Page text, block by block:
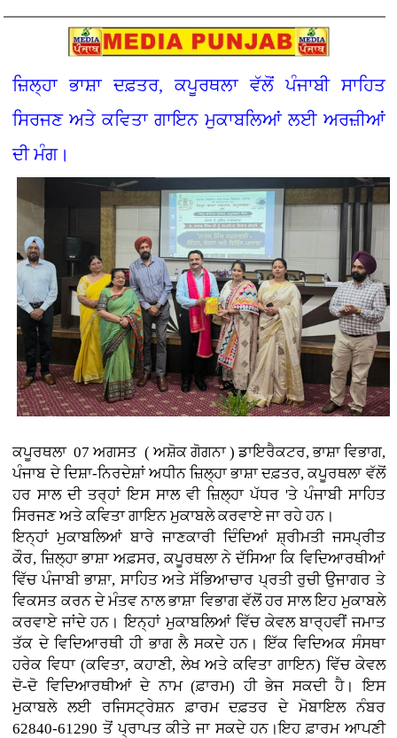
ਜ਼ਿਲ੍ਹਾ ਭਾਸ਼ਾ ਦਫ਼ਤਰ, ਕਪੂਰਥਲਾ ਵੱਲੋਂ ਪੰਜਾਬੀ ਸਾਹਿਤ
ਸਿਰਜਣ ਅਤੇ ਕਵਿਤਾ ਗਾਇਨ ਮੁਕਾਬਲਿਆਂ ਲਈ ਅਰਜ਼ੀਆਂ
ਦੀ ਮੰਗ।
ਕਪੂਰਥਲਾ 07 ਅਗਸਤ ( ਅਸ਼ੋਕ ਗੋਗਨਾ )ਡਾਇਰੈਕਟਰ, ਭਾਸ਼ਾ ਵਿਭਾਗ,
ਪੰਜਾਬ ਦੇ ਦਿਸ਼ਾ-ਨਿਰਦੇਸ਼ਾਂ ਅਧੀਨ ਜ਼ਿਲ੍ਹਾ ਭਾਸ਼ਾ ਦਫ਼ਤਰ, ਕਪੂਰਥਲਾ ਵੱਲੋਂ
ਹਰ ਸਾਲ ਦੀ ਤਰ੍ਹਾਂ ਇਸ ਸਾਲ ਵੀ ਜ਼ਿਲ੍ਹਾ ਪੱਧਰ 'ਤੇ ਪੰਜਾਬੀ ਸਾਹਿਤ
ਸਿਰਜਣ ਅਤੇ ਕਵਿਤਾ ਗਾਇਨ ਮੁਕਾਬਲੇ ਕਰਵਾਏ ਜਾ ਰਹੇ ਹਨ।
ਇਨ੍ਹਾਂ ਮੁਕਾਬਲਿਆਂ ਬਾਰੇ ਜਾਣਕਾਰੀ ਦਿੰਦਿਆਂ ਸ਼੍ਰੀਮਤੀ ਜਸਪ੍ਰੀਤ
ਕੌਰ, ਜ਼ਿਲ੍ਹਾ ਭਾਸ਼ਾ ਅਫ਼ਸਰ, ਕਪੂਰਥਲਾ ਨੇ ਦੱਸਿਆ ਕਿ ਵਿਦਿਆਰਥੀਆਂ
ਵਿੱਚ ਪੰਜਾਬੀ ਭਾਸ਼ਾ, ਸਾਹਿਤ ਅਤੇ ਸੱਭਿਆਚਾਰ ਪ੍ਰਤੀ ਰੁਚੀ ਉਜਾਗਰ ਤੇ
ਵਿਕਸਤ ਕਰਨ ਦੇ ਮੰਤਵ ਨਾਲ ਭਾਸ਼ਾ ਵਿਭਾਗ ਵੱਲੋਂ ਹਰ ਸਾਲ ਇਹ ਮੁਕਾਬਲੇ
ਕਰਵਾਏ ਜਾਂਦੇ ਹਨ। ਇਨ੍ਹਾਂ ਮੁਕਾਬਲਿਆਂ ਵਿੱਚ ਕੇਵਲ ਬਾਰ੍ਹਵੀਂ ਜਮਾਤ
ਤੱਕ ਦੇ ਵਿਦਿਆਰਥੀ ਹੀ ਭਾਗ ਲੈ ਸਕਦੇ ਹਨ। ਇੱਕ ਵਿਦਿਅਕ ਸੰਸਥਾ
ਹਰੇਕ ਵਿਧਾ (ਕਵਿਤਾ, ਕਹਾਣੀ, ਲੇਖ ਅਤੇ ਕਵਿਤਾ ਗਾਇਨ) ਵਿੱਚ ਕੇਵਲ
ਦੋ-ਦੋ ਵਿਦਿਆਰਥੀਆਂ ਦੇ ਨਾਮ (ਫ਼ਾਰਮ) ਹੀ ਭੇਜ ਸਕਦੀ ਹੈ। ਇਸ
ਮੁਕਾਬਲੇ ਲਈ ਰਜਿਸਟ੍ਰੇਸ਼ਨ ਫ਼ਾਰਮ ਦਫ਼ਤਰ ਦੇ ਮੋਬਾਇਲ ਨੰਬਰ
62840-61290 ਤੋਂ ਪ੍ਰਾਪਤ ਕੀਤੇ ਜਾ ਸਕਦੇ ਹਨ।ਇਹ ਫ਼ਾਰਮ ਆਪਣੀ